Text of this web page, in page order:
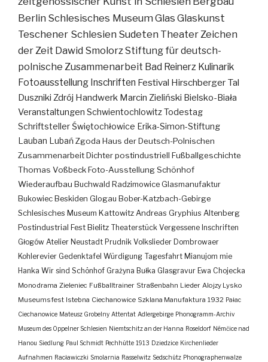
Berlin Schlesisches MuseumGlas Glaskunst
Teschener Schlesien Sudeten TheaterZeichen
der Zeit Dawid SmolorzStiftung für deutsch-
polnische Zusammenarbeit Bad Reinerz Kulinarik
Fotoausstellung Inschriften Festival Hirschberger Tal
Duszniki Zdrój Handwerk Marcin Zieliński Bielsko-Biała
Veranstaltungen SchwientochlowitzTodestag
SchriftstellerŚwiętochłowice Erika-Simon-Stiftung
Lauban LubańZgoda Haus der Deutsch-Polnischen
ZusammenarbeitDichterpostindustriell Fußballgeschichte
Thomas VoßbeckFoto-AusstellungSchönhof
Wiederaufbau Buchwald Radzimowice Glasmanufaktur
Bukowiec Beskiden Glogau Bober-Katzbach-Gebirge
Schlesisches Museum Kattowitz Andreas Gryphius Altenberg
Postindustrial Fest Bielitz Theaterstück Vergessene Inschriften
Głogów Atelier Neustadt Prudnik Volkslieder Dombrowaer
Kohlerevier Gedenktafel Würdigung Tagesfahrt Mianujom mie
Hanka Wir sind Schönhof Grażyna Bułka Glasgravur Ewa Chojecka
Monodrama Zieleniec Fußballtrainer Straßenbahn Lieder Alojzy Lysko
Museumsfest Istebna Ciechanowice Szklana Manufaktura 1932 Pałac
Ciechanowice Mateusz Grobelny Attentat Adlergebirge Phonogramm-Archiv
Museum des Oppelner Schlesien Niemtschitz an der Hanna Roseldorf Némčice nad
Hanou Siedlung Paul Schmidt Pechhütte 1913 Dziedzice Kirchenlieder
Aufnahmen Racławiczki Smolarnia Rasselwitz Sedschütz Phonographenwalze